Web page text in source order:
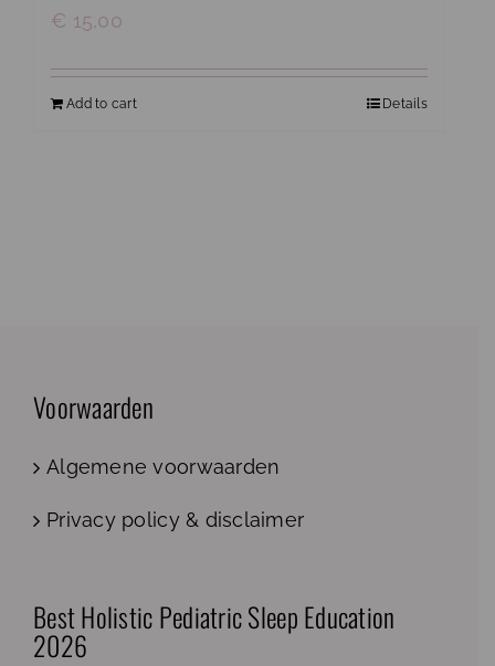
€ 15,00
Add to cart Details
Voorwaarden
Algemene voorwaarden
Privacy policy & disclaimer
Best Holistic Pediatric Sleep Education
2026